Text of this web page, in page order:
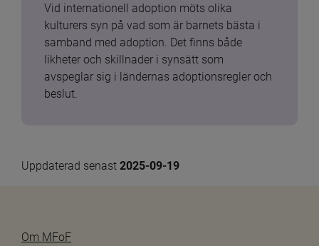
Vid internationell adoption möts olika
kulturers syn på vad som är barnets bästa i
samband med adoption. Det finns både
likheter och skillnader i synsätt som
avspeglar sig i ländernas adoptionsregler och
beslut.
Uppdaterad senast 2025-09-19
Om MFoF